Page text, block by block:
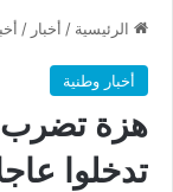
الرئيسية / أخبار /
أخبار وطنية
تدخلوا